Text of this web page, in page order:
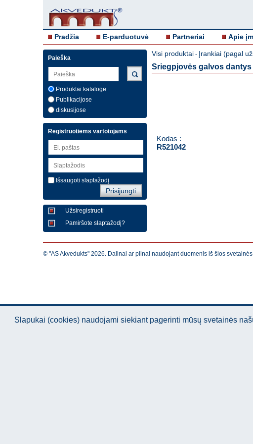
Pradžia E-parduotuvė Partneriai Apie
Paieška
Produktai kataloge
Publikacijose
diskusijose
Registruotiems vartotojams
Išsaugoti slaptažodį
Užsiregistruoti
Pamiršote slaptažodį?
Visi produktai - Įrankiai (pagal
Sriegpjovės galvos dantys
Kodas :
R521042
© "AS Akvedukts" 2026. Dalinai ar pilnai naudojant duomenis iš šios
Slapukai (cookies) naudojami siekiant pagerinti mūsų svetainės